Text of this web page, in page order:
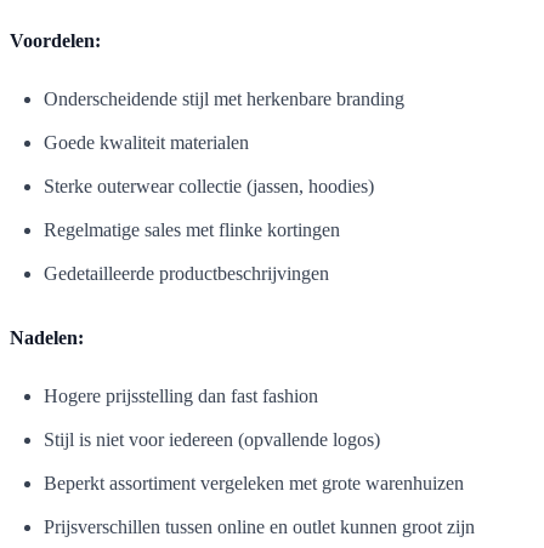
Voordelen:
Onderscheidende stijl met herkenbare branding
Goede kwaliteit materialen
Sterke outerwear collectie (jassen, hoodies)
Regelmatige sales met flinke kortingen
Gedetailleerde productbeschrijvingen
Nadelen:
Hogere prijsstelling dan fast fashion
Stijl is niet voor iedereen (opvallende logos)
Beperkt assortiment vergeleken met grote warenhuizen
Prijsverschillen tussen online en outlet kunnen groot zijn